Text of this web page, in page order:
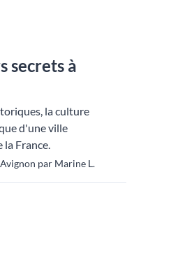
secrets à
la culture
d'une ville
la France.
par Marine L.